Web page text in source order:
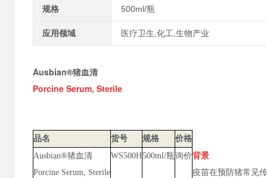
规格 500ml/瓶
应用领域 医疗卫生,化工,生物产业
Ausbian®猪血清
Porcine Serum, Sterile
品名 货号 规格
价格
Ausbian®猪血清
Porcine Serum, Sterile
WS500H500ml/瓶询价背景
疫苗在预防猪常见